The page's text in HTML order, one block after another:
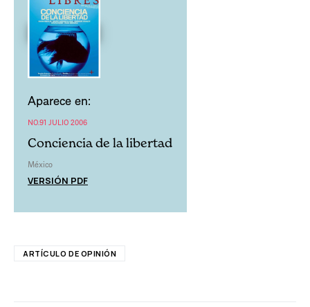
Aparece en:
NO.91 JULIO 2006
Conciencia de la libertad
México
VERSIÓN PDF
ARTÍCULO DE OPINIÓN